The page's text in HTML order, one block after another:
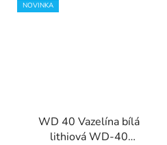
NOVINKA
WD 40 Vazelína bílá
lithiová WD-40